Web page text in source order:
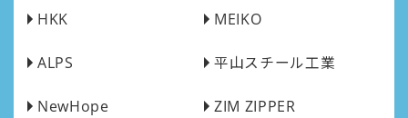
HKK MEIKO
ALPS 平山スチール工業
NewHope ZIM ZIPPER